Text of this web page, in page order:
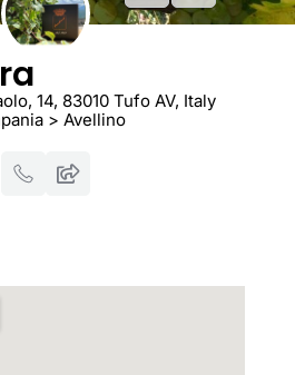
14, 83010 Tufo AV, Italy
> Avellino